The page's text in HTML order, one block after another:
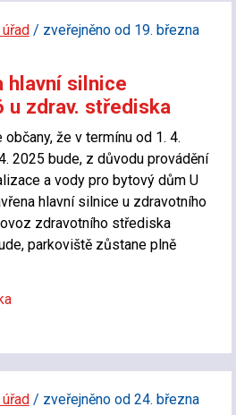
/ zveřejněno od 19. března
hlavní silnice
u zdrav. střediska
že v termínu od 1. 4.
2025 bude, z důvodu provádění
a vody pro bytový dům U
hlavní silnice u zdravotního
zdravotního střediska
parkoviště zůstane plně
/ zveřejněno od 24. března